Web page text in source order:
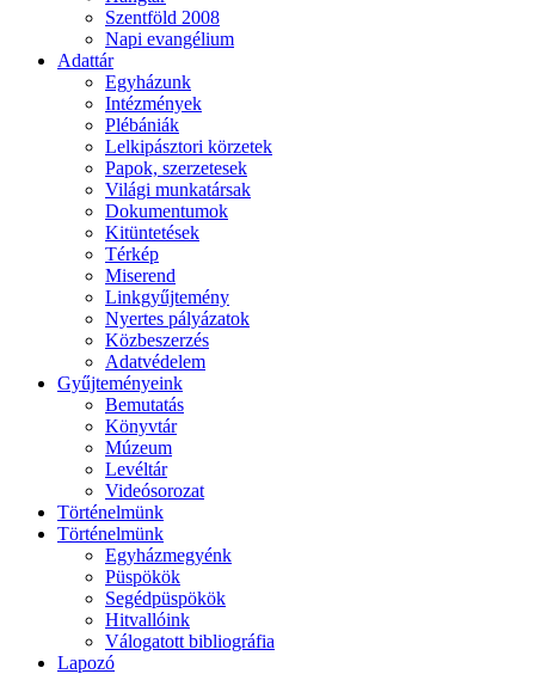
Szentföld 2008
Napi evangélium
Adattár
Egyházunk
Intézmények
Plébániák
Lelkipásztori körzetek
Papok, szerzetesek
Világi munkatársak
Dokumentumok
Kitüntetések
Térkép
Miserend
Linkgyűjtemény
Nyertes pályázatok
Közbeszerzés
Adatvédelem
Gyűjteményeink
Bemutatás
Könyvtár
Múzeum
Levéltár
Videósorozat
Történelmünk
Történelmünk
Egyházmegyénk
Püspökök
Segédpüspökök
Hitvallóink
Válogatott bibliográfia
Lapozó